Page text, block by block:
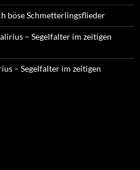
böse Schmetterlingsflieder
– Segelfalter im zeitigen
– Segelfalter im zeitigen